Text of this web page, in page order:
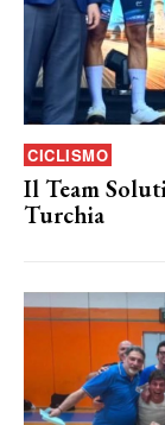
CICLISMO
Il Team
Turchia